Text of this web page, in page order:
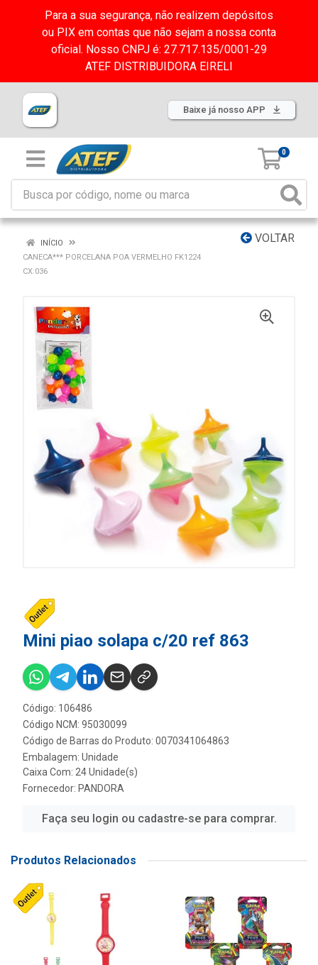
Para a sua segurança, não realizem depósitos
ou PIX em contas que não sejam a nossa conta
oficial. Nosso CNPJ é: 27.717.135/0001-29
ATEF DISTRIBUIDORA EIRELI
Baixe já nosso APP
0
VOLTAR
INÍCIO
CANECA*** PORCELANA POA VERMELHO FK1224
CX:036
Mini piao solapa c/20 ref 863
Código: 106486
Código NCM: 95030099
Código de Barras do Produto: 0070341064863
Embalagem: Unidade
Caixa Com: 24 Unidade(s)
Fornecedor: PANDORA
Faça seu login ou cadastre-se para comprar.
Produtos Relacionados